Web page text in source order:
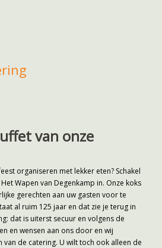
van onze
organiseren met lekker eten? Schakel
Wapen van Degenkamp in. Onze koks
gerechten aan uw gasten voor te
al ruim 125 jaar en dat zie je terug in
dat is uiterst secuur en volgens de
en wensen aan ons door en wij
van de catering. U wilt toch ook alleen de